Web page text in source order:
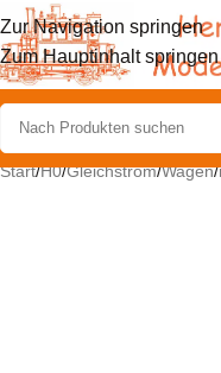
Zur Navigation springen
Zum Hauptinhalt springen
Start/H0/Gleichstrom/Wagen/